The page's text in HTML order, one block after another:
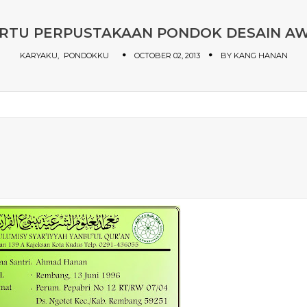
PERPUSTAKAAN PONDOK DESAIN
KARYAKU PONDOKKU OCTOBER 02, 2013 BY KANG HANAN